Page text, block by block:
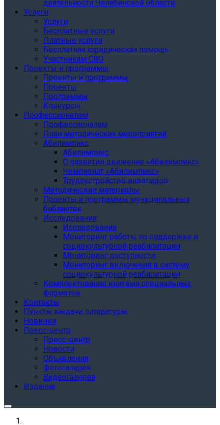
деятельности Челябинской области
Услуги
Услуги
Бесплатные услуги
Платные услуги
Бесплатная юридическая помощь
Участникам СВО
Проекты и программы
Проекты и программы
Проекты
Программы
Конкурсы
Профессионалам
Профессионалам
План методических мероприятий
Абилимпикс
Абилимпикс
О развитии движения «Абилимпикс»
Чемпионат «Абилимпикс»
Трудоустройство инвалидов
Методические материалы
Проекты и программы муниципальных
библиотек
Исследования
Исследования
Мониторинг работы по поддержке и
социокультурной реабилитации
Мониторинг доступности
Мониторинг включения в систему
социокультурной реабилитации
Комплектование книгами специальных
форматов
Контакты
Пункты выдачи литературы
Новинки
Пресс-центр
Пресс-центр
Новости
Объявления
Фотогалерея
Видеогалерея
Издания